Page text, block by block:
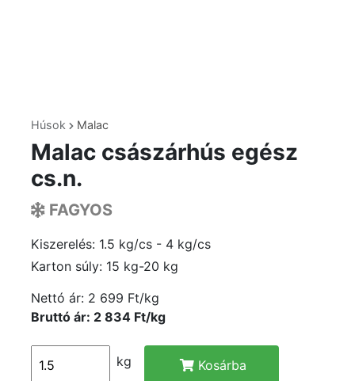
Húsok Malac
Malac császárhús egész
cs.n.
FAGYOS
Kiszerelés: 1.5 kg/cs - 4 kg/cs
Karton súly: 15 kg-20 kg
Nettó ár: 2 699 Ft/kg
Bruttó ár: 2 834 Ft/kg
kg Kosárba